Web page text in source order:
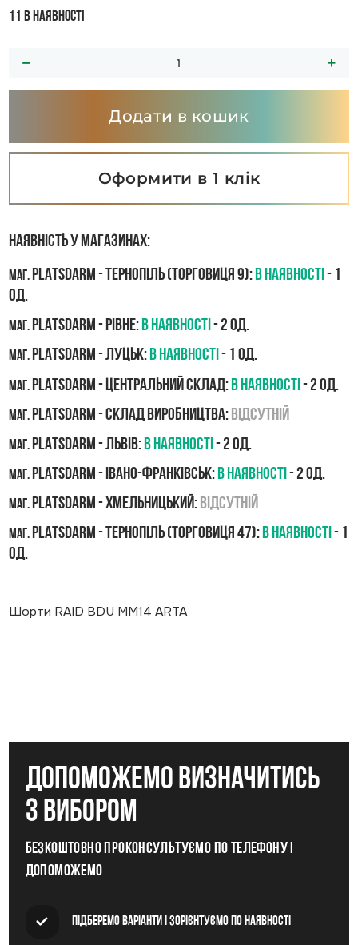
11 в наявності
Додати в кошик
Оформити в 1 клік
Наявність у магазинах:
маг.PLATSDARM - Тернопіль (Торговиця 9):В наявності- 1
од.
маг.PLATSDARM - Рівне:В наявності- 2 од.
маг.PLATSDARM - Луцьк:В наявності- 1 од.
маг.PLATSDARM - Центральний склад: В наявності - 2 од.
маг.PLATSDARM - Склад виробництва:Відсутній
маг.PLATSDARM - Львів:В наявності- 2 од.
маг.PLATSDARM - Івано-Франківськ:В наявності- 2 од.
маг.PLATSDARM - Хмельницький:Відсутній
маг.PLATSDARM - Тернопіль (Торговиця 47):В наявності- 1
од.
Шорти RAID BDU ММ14 ARTA
допоможемо визначитись
з вибором
Безкоштовно проконсультуємо по телефону і
допоможемо
Підберемо варіанти і зорієнтуємо по наявності